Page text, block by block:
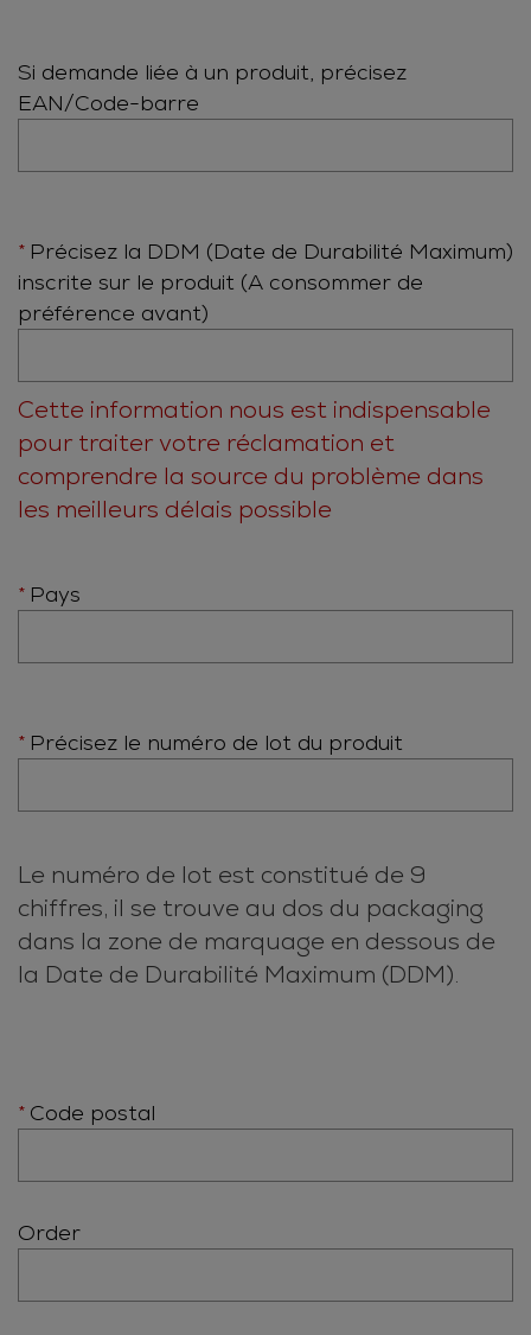
Si demande liée à un produit, précisez
EAN/Code-barre
Précisez la DDM (Date de Durabilité Maximum)
inscrite sur le produit (A consommer de
préférence avant)
Cette information nous est indispensable
pour traiter votre réclamation et
comprendre la source du problème dans
les meilleurs délais possible
Pays
Précisez le numéro de lot du produit
Le numéro de lot est constitué de 9
chiffres, il se trouve au dos du packaging
dans la zone de marquage en dessous de
la Date de Durabilité Maximum (DDM).
Code postal
Order